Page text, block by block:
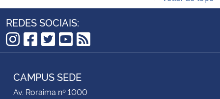
REDES SOCIAIS:
Instagram
Facebook
Twitter
YouTube
RSS
CAMPUS SEDE
Av. Roraima nº 1000